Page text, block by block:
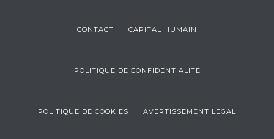
CONTACT CAPITAL HUMAIN
POLITIQUE DE CONFIDENTIALITÉ
POLITIQUE DE COOKIES AVERTISSEMENT LÉGAL